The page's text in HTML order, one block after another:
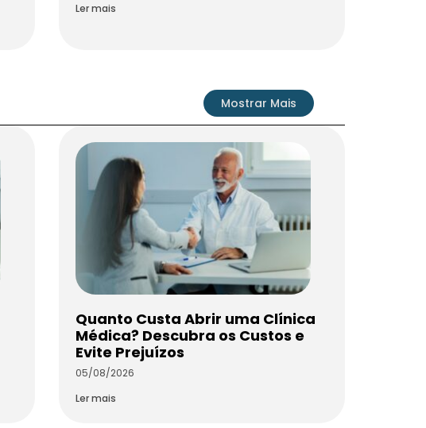
Ler mais
Mostrar Mais
Quanto Custa Abrir uma Clínica
Médica? Descubra os Custos e
Evite Prejuízos
05/08/2026
Ler mais